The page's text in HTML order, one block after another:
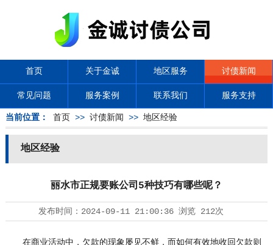
首页 关于金诚 地区服务 讨债新闻
常见问题 服务案例 联系我们 服务支持
当前位置： 首页 >> 讨债新闻 >> 地区经验
地区经验
丽水市正规要账公司5种技巧有哪些呢？
发布时间： 2024-09-11 21:00:36浏览 212次
在商业活动中，欠款的现象屡见不鲜，而如何有效地收回欠款则